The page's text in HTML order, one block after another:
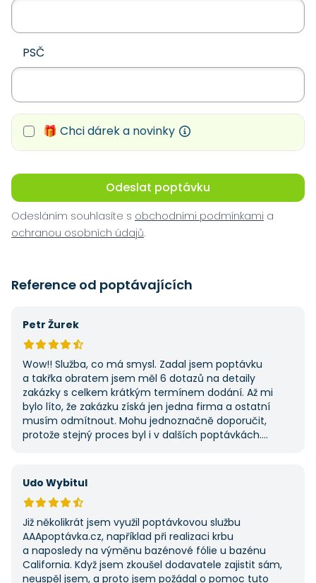
PSČ
🎁 Chci dárek a novinky
Odeslat poptávku
Odesláním souhlasíte s obchodními podmínkami a
ochranou osobních údajů.
Reference od poptávajících
Petr Žurek
Wow!! Služba, co má smysl. Zadal jsem poptávku
a takřka obratem jsem měl 6 dotazů na detaily
zakázky s celkem krátkým termínem dodání. Až mi
bylo líto, že zakázku získá jen jedna firma a ostatní
musím odmítnout. Mohu jednoznačně doporučit,
protože stejný proces byl i v dalších poptávkách.
Udo Wybitul
Již několikrát jsem využil poptávkovou službu
AAApoptávka.cz, například při realizaci krbu
a naposledy na výměnu bazénové fólie u bazénu
California. Když jsem zkoušel dodavatele zajistit sám,
neuspěl jsem, a proto jsem požádal o pomoc tuto